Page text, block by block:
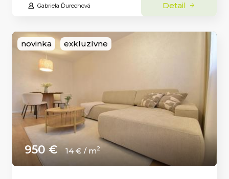
Gabriela Ďurechová Detail
novinka exkluzívne
950 € 14 € / m2